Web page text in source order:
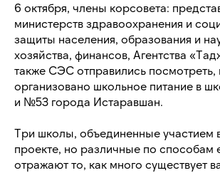
6 октября, члены корсовета:
министерств здравоохранения и
защиты населения, образования и
хозяйства, финансов, Агентства
также СЭС отправились посмотреть,
организовано школьное питание в
и №53 города Истаравшан.
Три школы, объединенные участием
проекте, но различные по способам
отражают то, как много существует